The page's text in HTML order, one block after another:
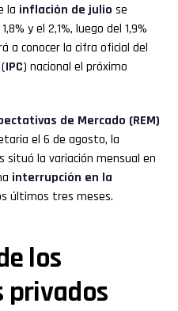
la inflación de julio se
y el 2,1%, luego del 1,9%
a conocer la cifra oficial del
IPC) nacional el próximo
de Mercado (REM)
el 6 de agosto, la
la variación mensual en
interrupción en la
últimos tres meses.
los
privados